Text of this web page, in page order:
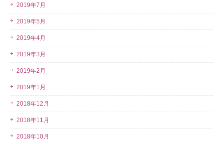
2019年7月
2019年5月
2019年4月
2019年3月
2019年2月
2019年1月
2018年12月
2018年11月
2018年10月